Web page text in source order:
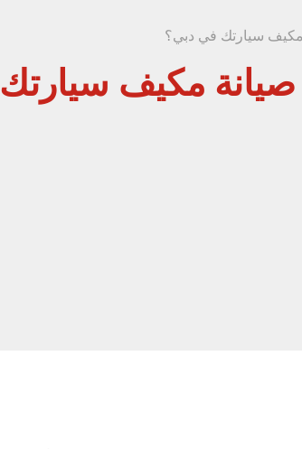
سيارتك في دبي؟
مكيف سيارتك